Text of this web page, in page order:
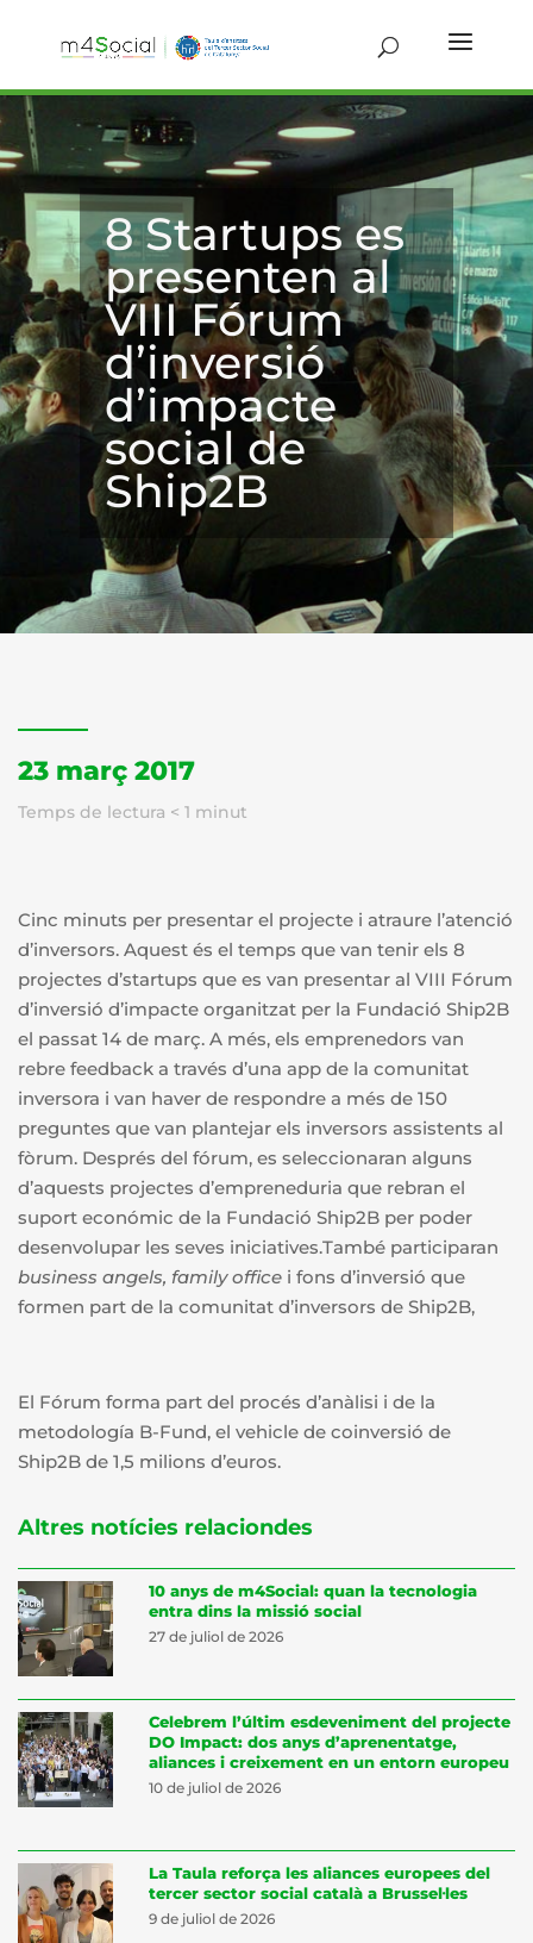
8 Startups es
presenten al
VIII Fórum
d’inversió
d’impacte
social de
Ship2B
23 març 2017
Temps de lectura < 1 minut
Cinc minuts per presentar el projecte i atraure l’atenció
d’inversors. Aquest és el temps que van tenir els 8
projectes d’startups que es van presentar al VIII Fórum
d’inversió d’impacte organitzat per la Fundació Ship2B
el passat 14 de març. A més, els emprenedors van
rebre feedback a través d’una app de la comunitat
inversora i van haver de respondre a més de 150
preguntes que van plantejar els inversors assistents al
fòrum. Després del fórum, es seleccionaran alguns
d’aquests projectes d’empreneduria que rebran el
suport económic de la Fundació Ship2B per poder
desenvolupar les seves iniciatives.També participaran
business angels, family office i fons d’inversió que
formen part de la comunitat d’inversors de Ship2B,
El Fórum forma part del procés d’anàlisi i de la
metodología B-Fund, el vehicle de coinversió de
Ship2B de 1,5 milions d’euros.
Altres notícies relaciondes
10 anys de m4Social: quan la tecnologia
entra dins la missió social
27 de juliol de 2026
Celebrem l’últim esdeveniment del projecte
DO Impact: dos anys d’aprenentatge,
aliances i creixement en un entorn europeu
10 de juliol de 2026
La Taula reforça les aliances europees del
tercer sector social català a Brussel·les
9 de juliol de 2026